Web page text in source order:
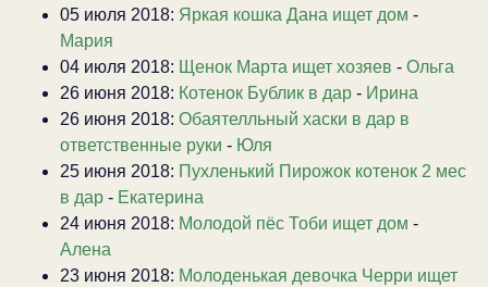
05 июля 2018: Яркая кошка Дана ищет дом -
Мария
04 июля 2018: Щенок Марта ищет хозяев - Ольга
26 июня 2018: Котенок Бублик в дар - Ирина
26 июня 2018: Обаятелльный хаски в дар в
ответственные руки - Юля
25 июня 2018: Пухленький Пирожок котенок 2 мес
в дар - Екатерина
24 июня 2018: Молодой пёс Тоби ищет дом -
Алена
23 июня 2018: Молоденькая девочка Черри ищет